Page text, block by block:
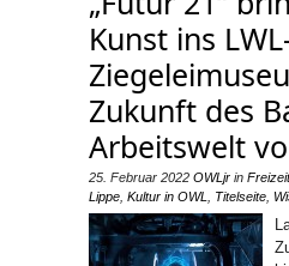
Kunst ins
Zukunft des
Arbeitswelt
25. Februar 2022 OWLjr in
Lippe Kultur in OWL Titelseite